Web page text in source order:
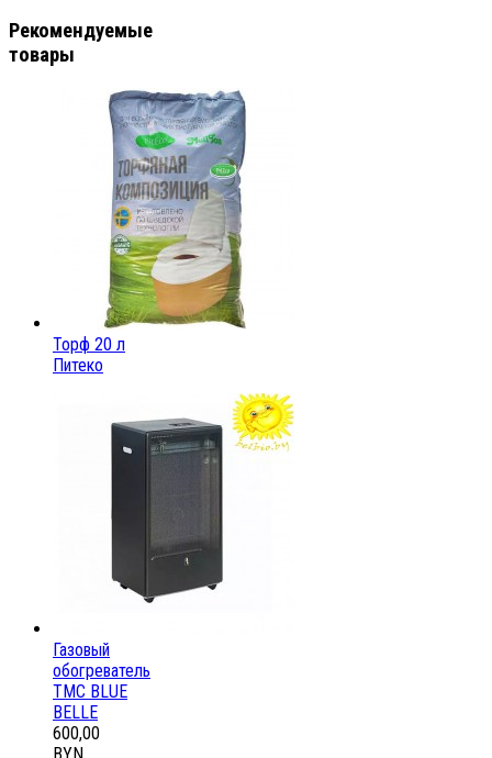
Рекомендуемые
товары
Торф 20 л
Питеко
Газовый
обогреватель
ТМС BLUE
BELLE
600,00
BYN